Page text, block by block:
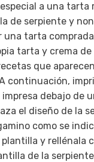
a una tarta
de serpiente y
una tarta
tarta y crema
que
continuación,
debajo de
el diseño de la
como se
y rellénala
de la